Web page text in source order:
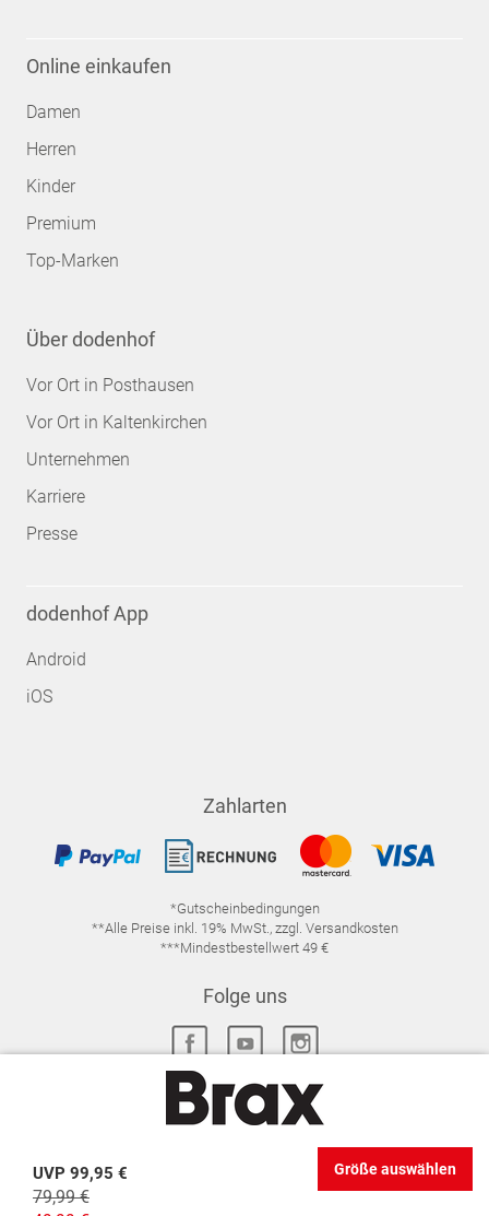
UVP 99,95 €
79,99 €
Größe auswählen
Online einkaufen
Damen
Herren
Kinder
Premium
Top-Marken
Über dodenhof
Vor Ort in Posthausen
Vor Ort in Kaltenkirchen
Unternehmen
Karriere
Presse
dodenhof App
Android
iOS
Zahlarten
*Gutscheinbedingungen
**Alle Preise inkl. 19% MwSt., zzgl. Versandkosten
***Mindestbestellwert 49 €
Folge uns
DATENSCHUTZ-EINSTELLUNGEN
WIDERRUFSRECHT